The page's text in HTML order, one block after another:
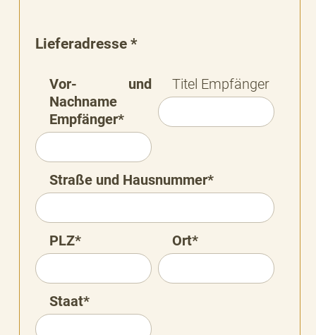
Lieferadresse *
Vor- und
Nachname
Empfänger*
Titel Empfänger
Straße und Hausnummer*
PLZ* Ort*
Staat*